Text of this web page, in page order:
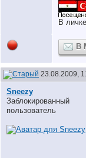
В
В
23.08.2009,
Sneezy
Заблокированный
пользователь